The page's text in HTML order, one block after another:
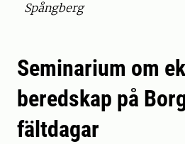
Spångberg
Seminarium om
beredskap på
fältdagar